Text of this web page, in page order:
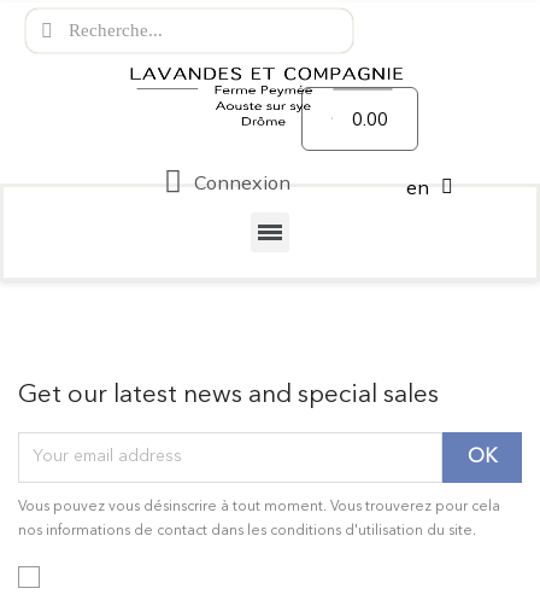
Connexion
0.00
en
Get our latest news and special sales
Vous pouvez vous désinscrire à tout moment. Vous trouverez pour cela
nos informations de contact dans les conditions d'utilisation du site.